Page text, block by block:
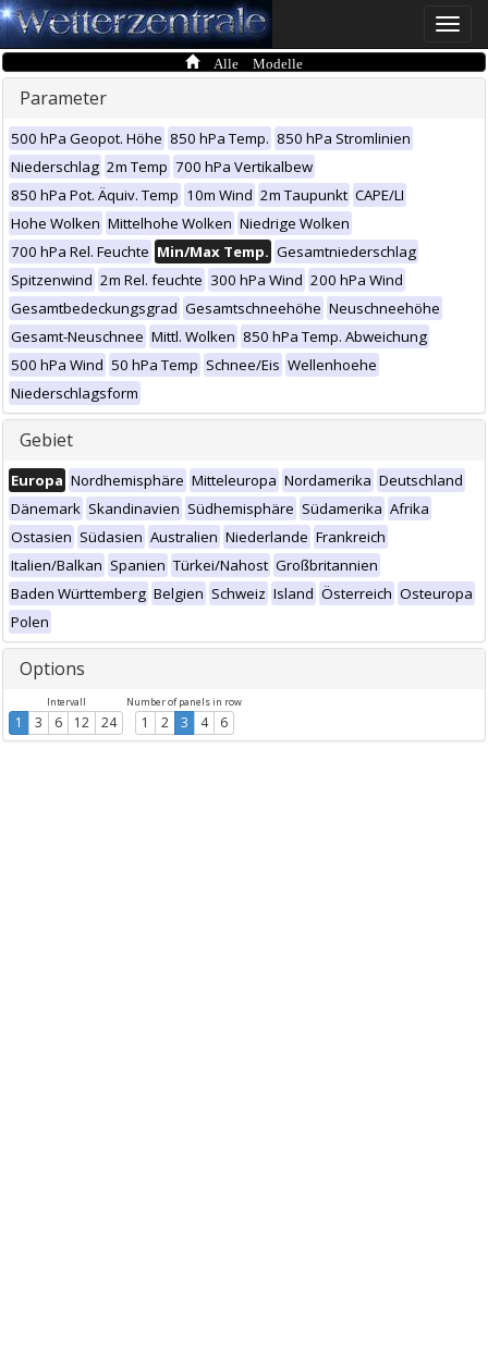
Toggle
Alle Modelle
Parameter
500 hPa Geopot. Höhe 850 hPa Temp. 850 hPa Stromlinien
Niederschlag 2m Temp 700 hPa Vertikalbew
850 hPa Pot. Äquiv. Temp 10m Wind 2m Taupunkt CAPE/LI
Hohe Wolken Mittelhohe Wolken Niedrige Wolken
700 hPa Rel. Feuchte Min/Max Temp. Gesamtniederschlag
Spitzenwind 2m Rel. feuchte 300 hPa Wind 200 hPa Wind
Gesamtbedeckungsgrad Gesamtschneehöhe Neuschneehöhe
Gesamt-Neuschnee Mittl. Wolken 850 hPa Temp. Abweichung
500 hPa Wind 50 hPa Temp Schnee/Eis Wellenhoehe
Niederschlagsform
Gebiet
Europa Nordhemisphäre Mitteleuropa Nordamerika Deutschland
Dänemark Skandinavien Südhemisphäre Südamerika Afrika
Ostasien Südasien Australien Niederlande Frankreich
Italien/Balkan Spanien Türkei/Nahost Großbritannien
Baden Württemberg Belgien Schweiz Island Österreich Osteuropa
Polen
Options
Intervall
1 3 6 12 24
Number of panels in row
1 2 3 4 6